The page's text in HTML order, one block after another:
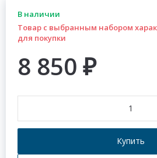
В наличии
Товар с выбранным набором
для покупки
8 850 ₽
Купить